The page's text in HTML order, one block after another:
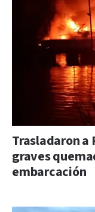
Trasladaron a
graves
embarcación